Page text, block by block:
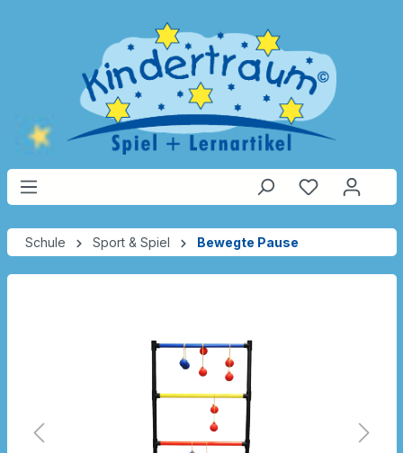
Schule Sport & Spiel Bewegte Pause